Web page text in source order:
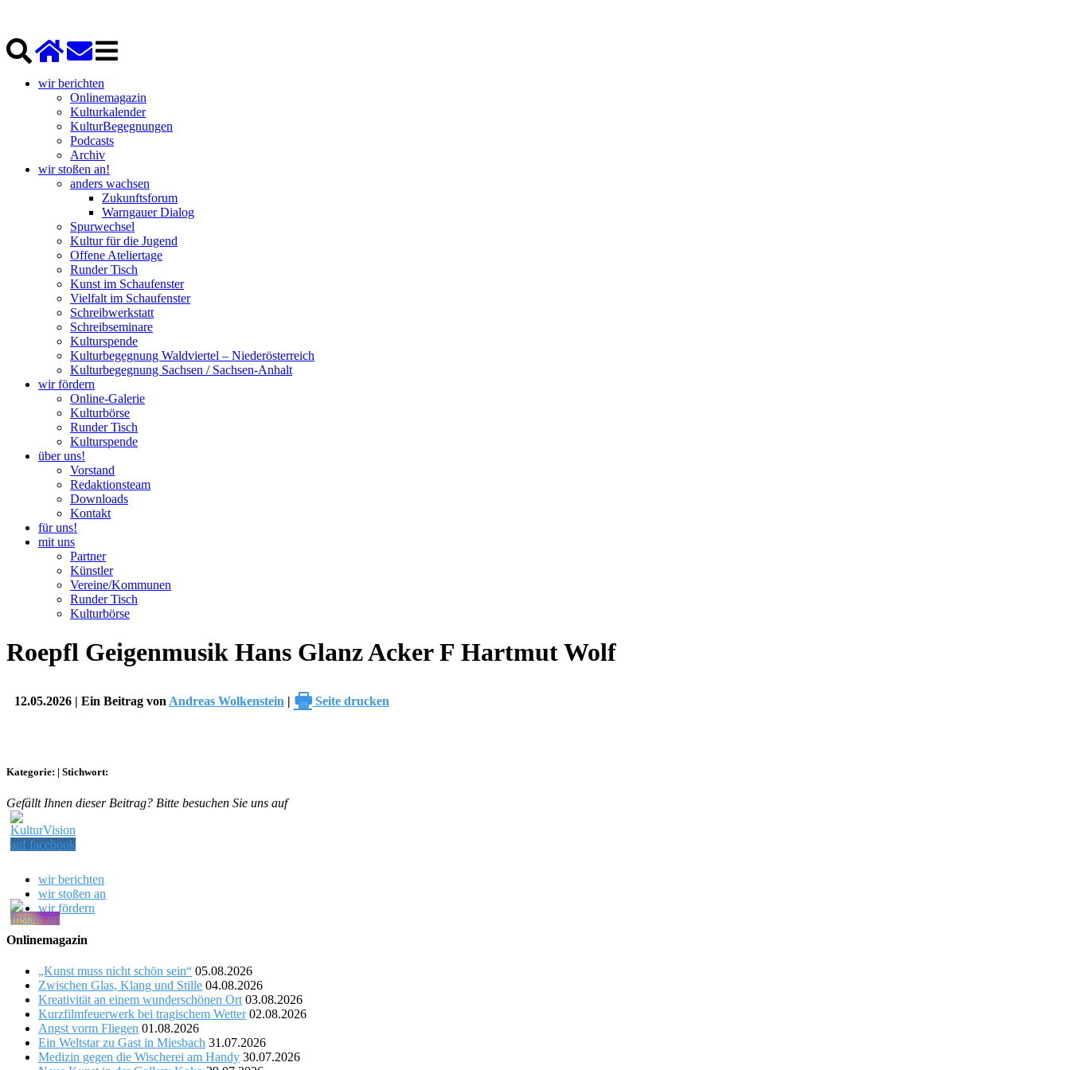
wir berichten
Onlinemagazin
Kulturkalender
KulturBegegnungen
Podcasts
Archiv
wir stoßen an!
anders wachsen
Zukunftsforum
Warngauer Dialog
Spurwechsel
Kultur für die Jugend
Offene Ateliertage
Runder Tisch
Kunst im Schaufenster
Vielfalt im Schaufenster
Schreibwerkstatt
Schreibseminare
Kulturspende
Kulturbegegnung Waldviertel – Niederösterreich
Kulturbegegnung Sachsen / Sachsen-Anhalt
wir fördern
Online-Galerie
Kulturbörse
Runder Tisch
Kulturspende
über uns!
Vorstand
Redaktionsteam
Downloads
Kontakt
für uns!
mit uns
Partner
Künstler
Vereine/Kommunen
Runder Tisch
Kulturbörse
Roepfl Geigenmusik Hans Glanz Acker F Hartmut Wolf
12.05.2026 | Ein Beitrag von Andreas Wolkenstein | 🖶 Seite drucken
Kategorie: | Stichwort:
Gefällt Ihnen dieser Beitrag? Bitte besuchen Sie uns auf
wir berichten
wir stoßen an
wir fördern
Onlinemagazin
„Kunst muss nicht schön sein“ 05.08.2026
Zwischen Glas, Klang und Stille 04.08.2026
Kreativität an einem wunderschönen Ort 03.08.2026
Kurzfilmfeuerwerk bei tragischem Wetter 02.08.2026
Angst vorm Fliegen 01.08.2026
Ein Weltstar zu Gast in Miesbach 31.07.2026
Medizin gegen die Wischerei am Handy 30.07.2026